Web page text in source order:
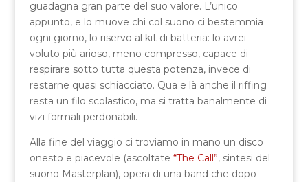
guadagna gran parte del suo valore. L’unico
appunto, e lo muove chi col suono ci bestemmia
ogni giorno, lo riservo al kit di batteria: lo avrei
voluto più arioso, meno compresso, capace di
respirare sotto tutta questa potenza, invece di
restarne quasi schiacciato. Qua e là anche il riffing
resta un filo scolastico, ma si tratta banalmente di
vizi formali perdonabili.
Alla fine del viaggio ci troviamo in mano un disco
onesto e piacevole (ascoltate “The Call”, sintesi del
suono Masterplan), opera di una band che dopo